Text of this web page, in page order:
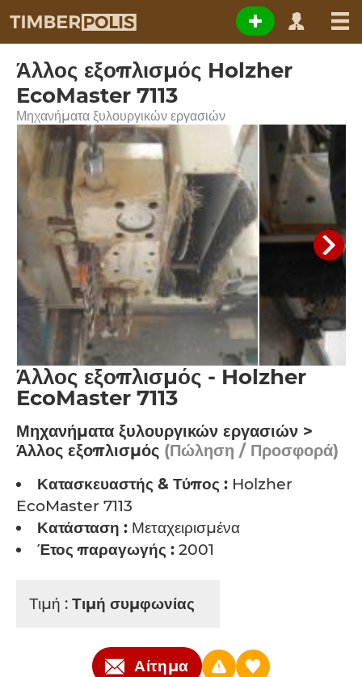
Άλλος εξοπλισμός Holzher
EcoMaster 7113
Μηχανήματα ξυλουργικών εργασιών
Άλλος εξοπλισμός - Holzher
EcoMaster 7113
Μηχανήματα ξυλουργικών εργασιών >
Άλλος εξοπλισμός (Πώληση / Προσφορά)
Κατασκευαστής & Τύπος : Holzher
EcoMaster 7113
Κατάσταση : Μεταχειρισμένα
Έτος παραγωγής : 2001
Τιμή : Τιμή συμφωνίας
Αίτημα